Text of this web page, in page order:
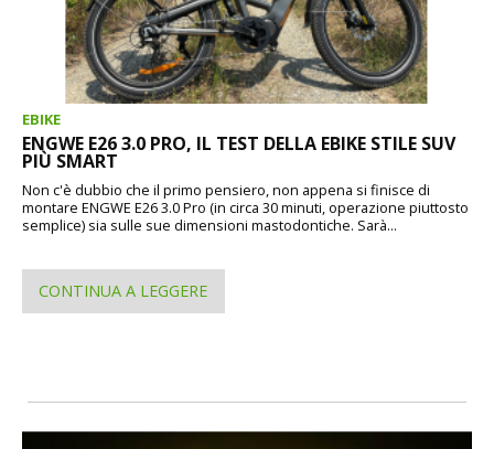
EBIKE
ENGWE E26 3.0 PRO, IL TEST DELLA EBIKE STILE SUV
PIÙ SMART
Non c'è dubbio che il primo pensiero, non appena si finisce di
montare ENGWE E26 3.0 Pro (in circa 30 minuti, operazione piuttosto
semplice) sia sulle sue dimensioni mastodontiche. Sarà...
CONTINUA A LEGGERE